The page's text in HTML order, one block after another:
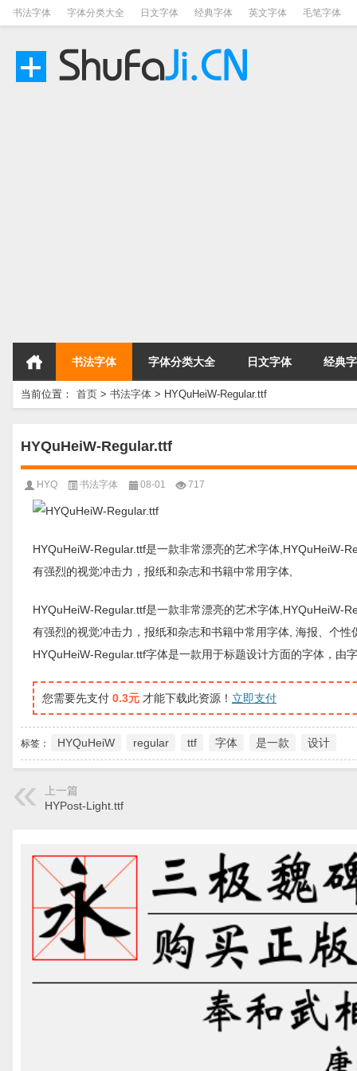
书法字体 字体分类大全 日文字体 经典字体 英文字体 毛笔字体
书法字体 字体分类大全 日文字体 经典
当前位置： 首页 > 书法字体 > HYQuHeiW-Regular.ttf
HYQuHeiW-Regular.ttf
HYQ 书法字体 08-01 717
HYQuHeiW-Regular.ttf是一款非常漂亮的艺术字体,HYQuHeiW-
有强烈的视觉冲击力，报纸和杂志和书籍中常用字体,
HYQuHeiW-Regular.ttf是一款非常漂亮的艺术字体,HYQuHeiW-
有强烈的视觉冲击力，报纸和杂志和书籍中常用字体, 海报、个
HYQuHeiW-Regular.ttf字体是一款用于标题设计方面的字体，由
您需要先支付 0.3元 才能下载此资源！ 立即支付
标签： HYQuHeiW regular ttf 字体 是一款 设计
上一篇
HYPost-Light.ttf